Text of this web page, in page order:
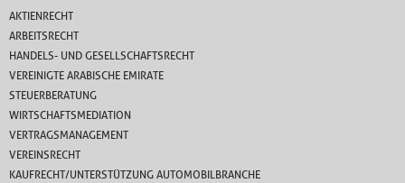
AKTIENRECHT
ARBEITSRECHT
HANDELS- UND GESELLSCHAFTSRECHT
VEREINIGTE ARABISCHE EMIRATE
STEUERBERATUNG
WIRTSCHAFTSMEDIATION
VERTRAGSMANAGEMENT
VEREINSRECHT
KAUFRECHT/UNTERSTÜTZUNG AUTOMOBILBRANCHE